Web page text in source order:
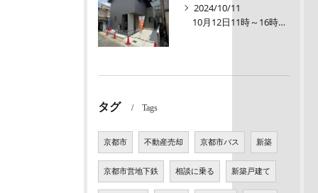
2024/10/11
10月12日11時～16時【オープンルーム】伏見区醍醐大構町 新築戸建て
タグ Tags
京都市 不動産売却 京都市バス 新築
京都市営地下鉄 相談に乗る 新築戸建て